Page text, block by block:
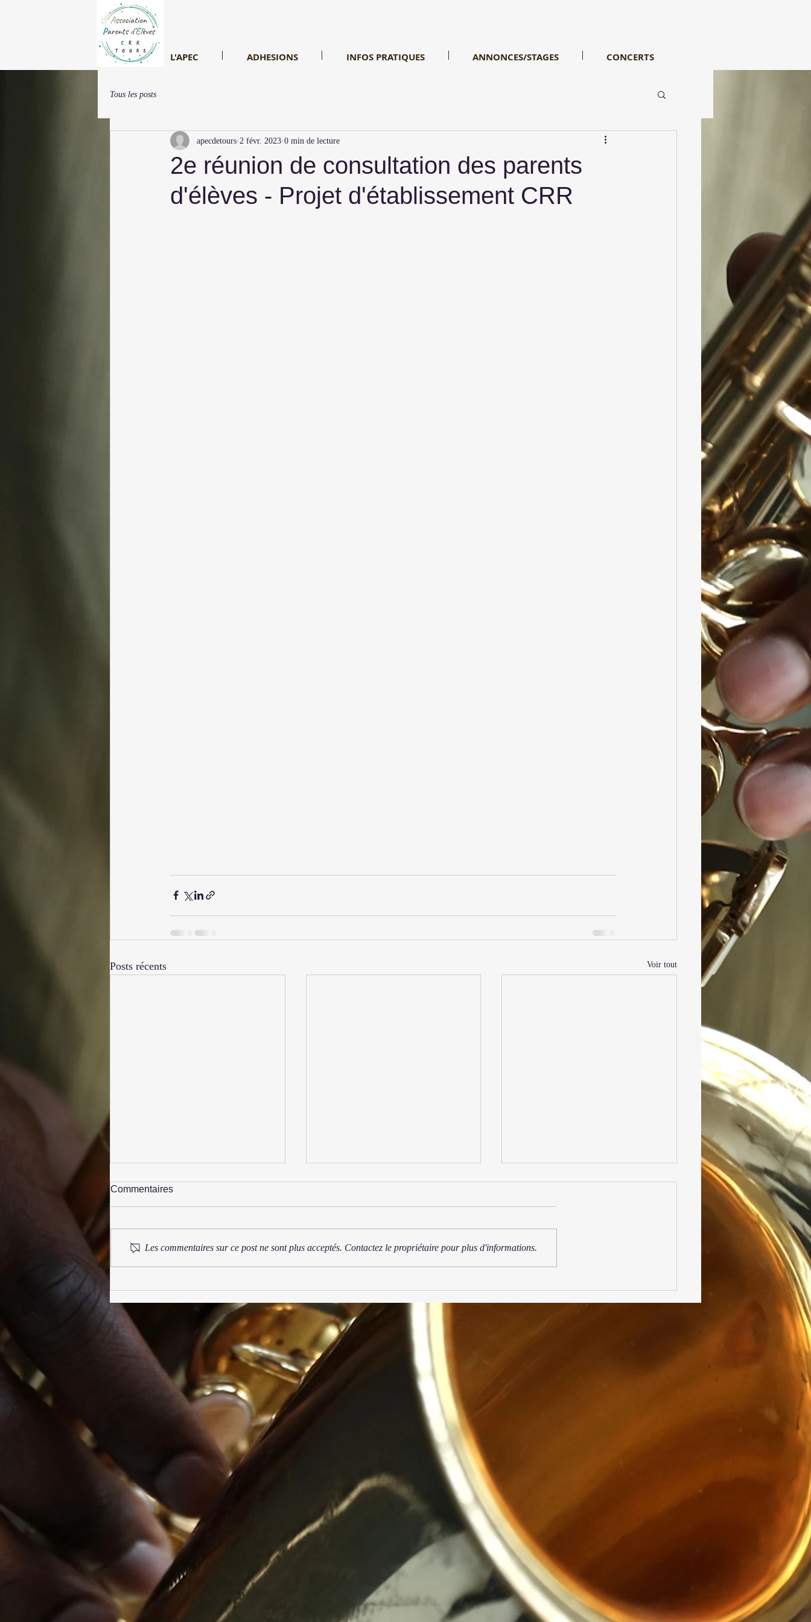
L'APEC ADHESIONS INFOS PRATIQUES ANNONCES/STAGES CONCERTS
Tous les posts
2e réunion de consultation des parents
d'élèves - Projet d'établissement CRR
apecdetours 2 févr. 2023 0 min de lecture
Posts récents Voir tout
Festival Syrinx 2025 Ensemble Daphnis
Commentaires
Les commentaires sur ce post ne sont plus acceptés. Contactez le propriétaire pour plus d'informations.